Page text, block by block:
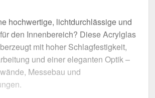
hochwertige, lichtdurchlässige und
den Innenbereich? Diese Acrylglas
mit hoher Schlagfestigkeit,
und einer eleganten Optik –
Messebau und